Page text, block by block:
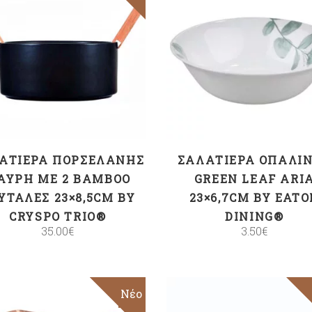
ΠΡΟΣΘΉΚΗ ΣΤΟ
ΠΟΡΣΕΛΆΝΗΣ
ΜΕ 2 BAMBOO
23×8,5CM BY
CRYSPO TRIO®
35.00€
ΠΡΟΣΘΉΚΗ ΣΤΟ
ΣΑΛΑΤΙΈΡΑ
GREEN LEAF
23×6,7CM BY
DINING®
3.50€
Sale
Νέο